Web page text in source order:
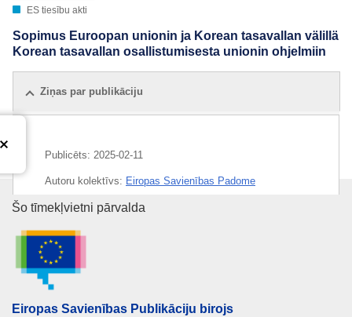
ES tiesību akti
Sopimus Euroopan unionin ja Korean tasavallan välillä
Korean tasavallan osallistumisesta unionin ohjelmiin
Ziņas par publikāciju
Publicēts: 2025-02-11
Autoru kolektīvs: Eiropas Savienības Padome
IMMC : ST 16701 2024 INIT
Eiropas Savienības Publikāciju
Šo tīmekļvietni pārvalda
Eiropas Savienības Publikāciju birojs